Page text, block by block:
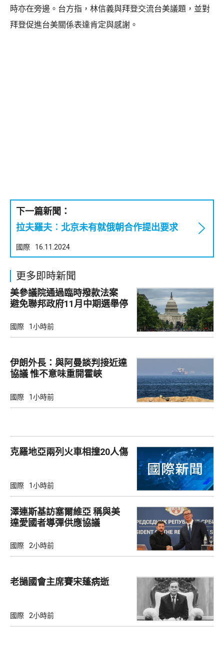
時亦在旁邊。台方指，林信義與拜登交流台美議題，並對
拜登促進台美關係表達肯定與感謝。
下一篇新聞：
拉夫羅夫︰北京未有就俄朝合作提出要求
國際 16.11.2024
更多即時新聞
美參議院通過臨時撥款法案
避免聯邦政府11月中期選舉停
國際 1小時前
伊朗外長：與阿曼談判接近達
協議 惟不意味重開霍峽
國際 1小時前
克羅地亞兩列火車相撞20人傷
國際 1小時前
澤連斯基訪塞爾維亞 稱與美
達愛國者導彈供應協議
國際 2小時前
老撾國會主席賽宋蓬病逝
國際 2小時前